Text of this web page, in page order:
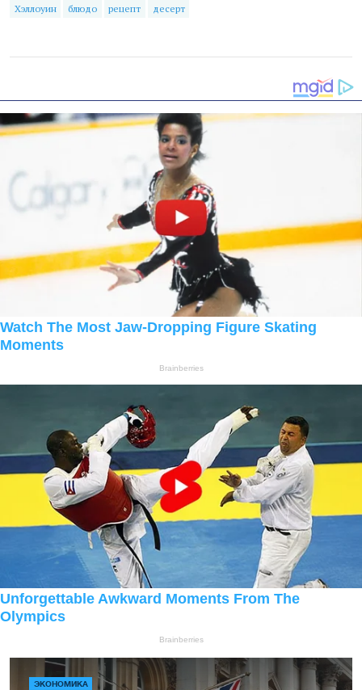
Хэллоуин блюдо рецепт десерт
ЭКОНОМИКА